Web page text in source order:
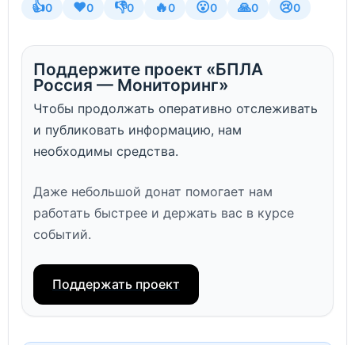
👍0 ❤️0 👎0 🔥0 😮0 🙏0 😢0
Поддержите проект «БПЛА
Россия — Мониторинг»
Чтобы продолжать оперативно отслеживать
и публиковать информацию, нам
необходимы средства.
Даже небольшой донат помогает нам
работать быстрее и держать вас в курсе
событий.
Поддержать проект